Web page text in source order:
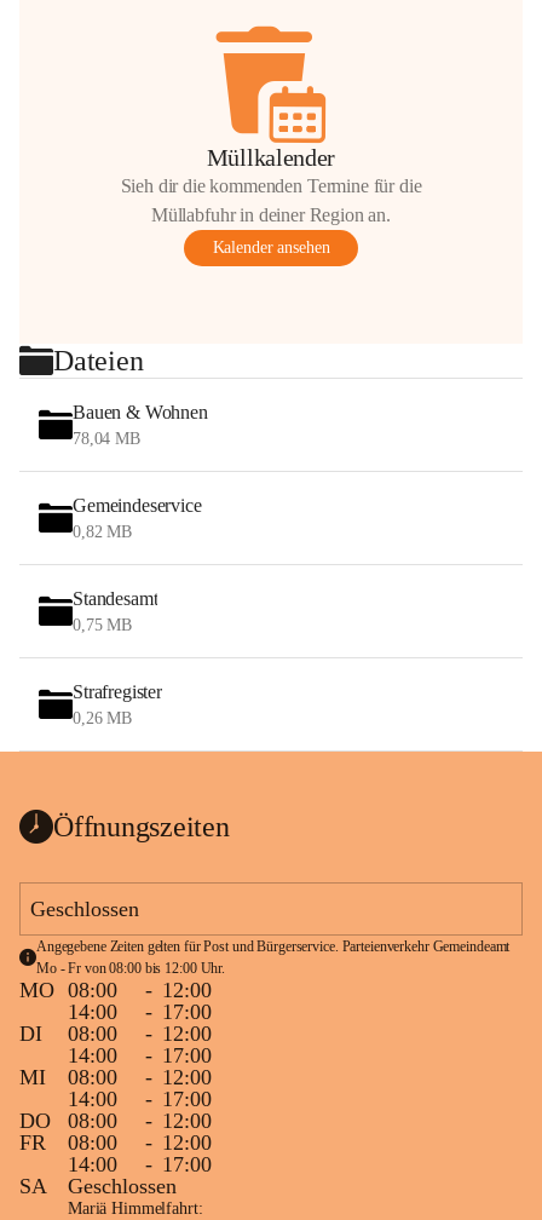
Müllkalender
Sieh dir die kommenden Termine für die
Müllabfuhr in deiner Region an.
Kalender ansehen
Dateien
Bauen & Wohnen
78,04 MB
Gemeindeservice
0,82 MB
Standesamt
0,75 MB
Strafregister
0,26 MB
Öffnungszeiten
Geschlossen
Angegebene Zeiten gelten für Post und Bürgerservice. Parteienverkehr Gemeindeamt
Mo - Fr von 08:00 bis 12:00 Uhr.
MO 08:00 - 12:00
14:00
- 17:00
DI
08:00 - 12:00
14:00
- 17:00
MI
08:00 - 12:00
14:00
- 17:00
DO
08:00 - 12:00
FR
08:00 - 12:00
14:00
- 17:00
SA
Geschlossen
Mariä Himmelfahrt: